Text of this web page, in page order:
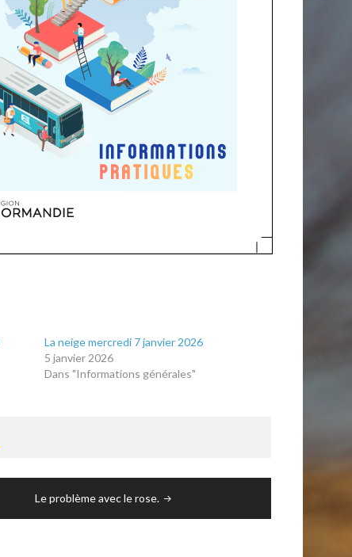
La neige mercredi 7 janvier 2026
5 janvier 2026
Dans "Informations générales"
Le problème avec le rose.